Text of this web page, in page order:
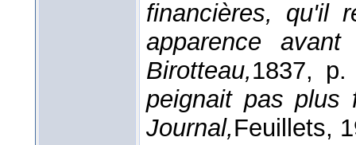
financières, qu'il
apparence
Birotteau,1837, p.
peignait pas plus
Journal,Feuillets,